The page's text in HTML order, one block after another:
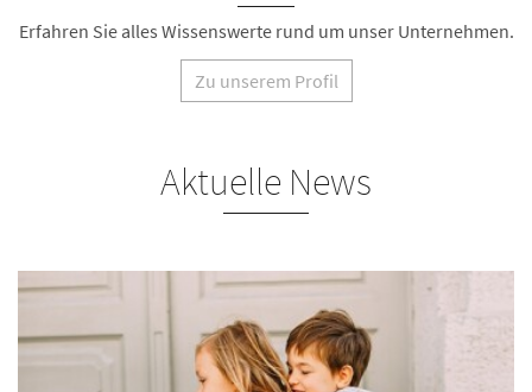
Erfahren Sie alles Wissenswerte rund um unser Unternehmen.
Zu unserem Profil
Aktuelle News